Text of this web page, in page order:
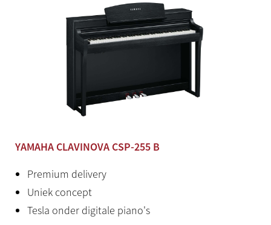
Hoofdtelefoon
Standaard stereo jack (2x)
Inclusief
Yamaha app
YAMAHA CLAVINOVA CSP-255 B
Premium delivery
Uniek concept
Tesla onder digitale piano's